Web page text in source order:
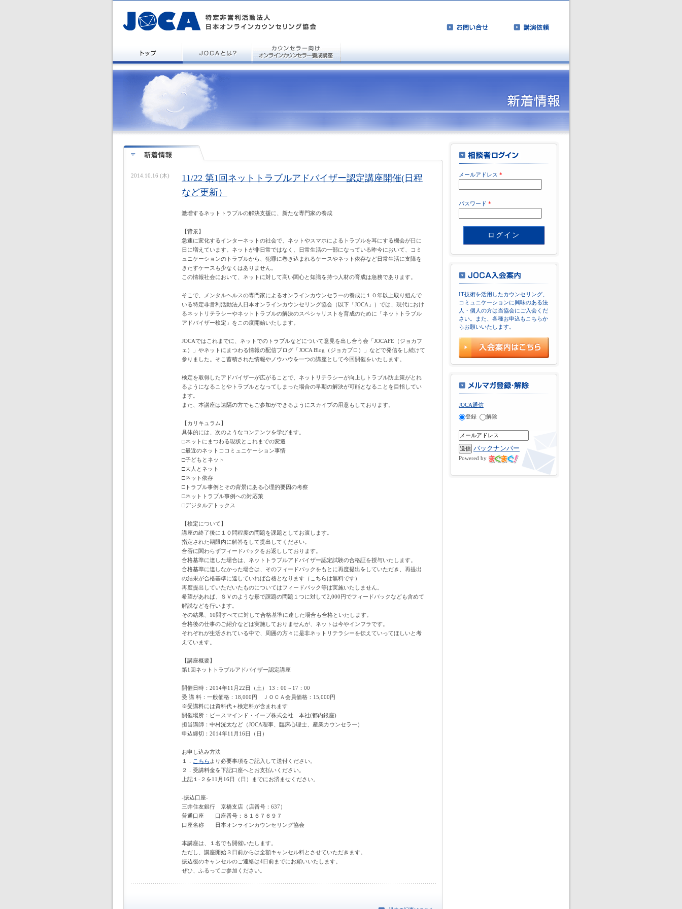
2014.10.16 (木)
11/22 第1回ネットトラブルアドバイザー認定講座開催(日程
など更新）
激増するネットトラブルの解決支援に、新たな専門家の養成
【背景】
急速に変化するインターネットの社会で、ネットやスマホによるトラブルを耳にする機会が日に
日に増えています。ネットが非日常ではなく、日常生活の一部になっている昨今において、コミ
ュニケーションのトラブルから、犯罪に巻き込まれるケースやネット依存など日常生活に支障を
きたすケースも少なくはありません。
この情報社会において、ネットに対して高い関心と知識を持つ人材の育成は急務であります。
そこで、メンタルヘルスの専門家によるオンラインカウンセラーの養成に１０年以上取り組んで
いる特定非営利活動法人日本オンラインカウンセリング協会（以下「JOCA」）では、現代におけ
るネットリテラシーやネットトラブルの解決のスペシャリストを育成のために「ネットトラブル
アドバイザー検定」をこの度開始いたします。
JOCAではこれまでに、ネットでのトラブルなどについて意見を出し合う会「JOCAFE（ジョカフ
ェ）」やネットにまつわる情報の配信ブログ「JOCA Blog（ジョカブロ）」などで発信をし続けて
参りました。そこ蓄積された情報やノウハウを一つの講座として今回開催をいたします。
検定を取得したアドバイザーが広がることで、ネットリテラシーが向上しトラブル防止策がとれ
るようになることやトラブルとなってしまった場合の早期の解決が可能となることを目指してい
ます。
また、本講座は遠隔の方でもご参加ができるようにスカイプの用意もしております。
【カリキュラム】
具体的には、次のようなコンテンツを学びます。
□ネットにまつわる現状とこれまでの変遷
□最近のネットココミュニケーション事情
□子どもとネット
□大人とネット
□ネット依存
□トラブル事例とその背景にある心理的要因の考察
□ネットトラブル事例への対応策
□デジタルデトックス
【検定について】
講座の終了後に１０問程度の問題を課題としてお渡します。
指定された期限内に解答をして提出してください。
合否に関わらずフィードバックをお返ししております。
合格基準に達した場合は、ネットトラブルアドバイザー認定試験の合格証を授与いたします。
合格基準に達しなかった場合は、そのフィードバックをもとに再度提出をしていただき、再提出
の結果が合格基準に達していれば合格となります（こちらは無料です）
再度提出していただいたものについてはフィードバック等は実施いたしません。
希望があれば、ＳＶのような形で課題の問題１つに対して2,000円でフィードバックなども含めて
解説などを行います。
その結果、10問すべてに対して合格基準に達した場合も合格といたします。
合格後の仕事のご紹介などは実施しておりませんが、ネットは今やインフラです。
それぞれが生活されている中で、周囲の方々に是非ネットリテラシーを伝えていってほしいと考
えています。
【講座概要】
第1回ネットトラブルアドバイザー認定講座
開催日時：2014年11月22日（土） 13：00～17：00
受 講 料：一般価格：18,000円 ＪＯＣＡ会員価格：15,000円
※受講料には資料代＋検定料が含まれます
開催場所：ピースマインド・イープ株式会社 本社(都内銀座)
担当講師：中村洸太など（JOCA理事、臨床心理士、産業カウンセラー）
申込締切：2014年11月16日（日）
お申し込み方法
１． こちら より必要事項をご記入して送付ください。
２．受講料金を下記口座へとお支払いください。
上記１-２を11月16日（日）までにお済ませください。
-振込口座-
三井住友銀行 京橋支店（店番号：637）
普通口座 口座番号：８１６７６９７
口座名称 日本オンラインカウンセリング協会
本講座は、１名でも開催いたします。
ただし、講座開始３日前からは全額キャンセル料とさせていただきます。
振込後のキャンセルのご連絡は4日前までにお願いいたします。
ぜひ、ふるってご参加ください。
メールアドレス *
パスワード *
IT技術を活用したカウンセリング、
コミュニケーションに興味のある法
人・個人の方は当協会にご入会くだ
さい。また、各種お申込もこちらか
らお願いいたします。
JOCA通信
登録
解除
バックナンバー
Powered by